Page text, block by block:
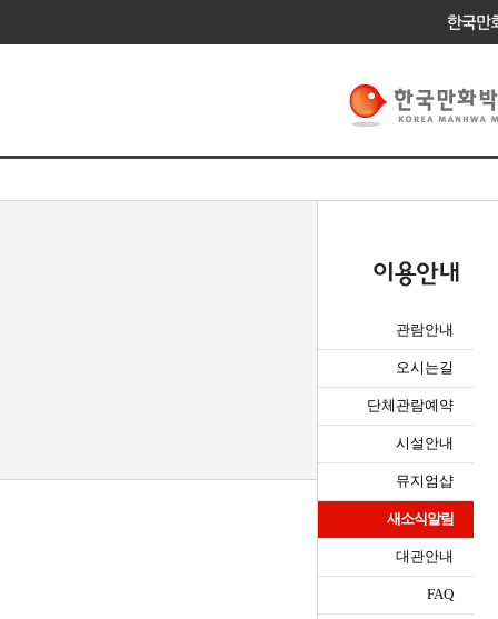
관람안내
오시는길
단체관람예약
시설안내
뮤지엄샵
새소식알림
대관안내
FAQ